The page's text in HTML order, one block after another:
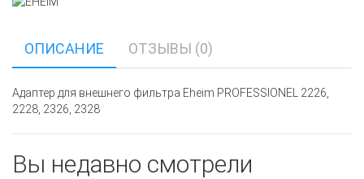
ОПИСАНИЕ ОТЗЫВЫ (0)
Адаптер для внешнего фильтра Eheim PROFESSIONEL 2226,
2228, 2326, 2328
Вы недавно смотрели